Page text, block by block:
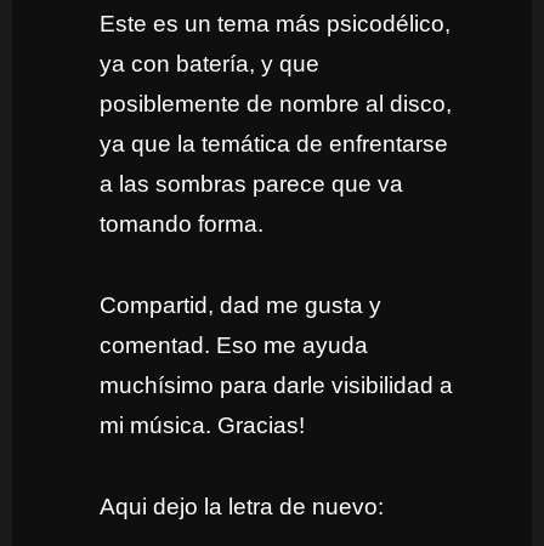
Este es un tema más psicodélico,
ya con batería, y que
posiblemente de nombre al disco,
ya que la temática de enfrentarse
a las sombras parece que va
tomando forma.
Compartid, dad me gusta y
comentad. Eso me ayuda
muchísimo para darle visibilidad a
mi música. Gracias!
Aqui dejo la letra de nuevo: